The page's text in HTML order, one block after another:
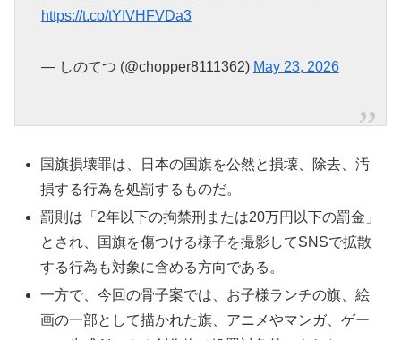
https://t.co/tYIVHFVDa3
— しのてつ (@chopper8111362) May 23, 2026
国旗損壊罪は、日本の国旗を公然と損壊、除去、汚
損する行為を処罰するものだ。
罰則は「2年以下の拘禁刑または20万円以下の罰金」
とされ、国旗を傷つける様子を撮影してSNSで拡散
する行為も対象に含める方向である。
一方で、今回の骨子案では、お子様ランチの旗、絵
画の一部として描かれた旗、アニメやマンガ、ゲー